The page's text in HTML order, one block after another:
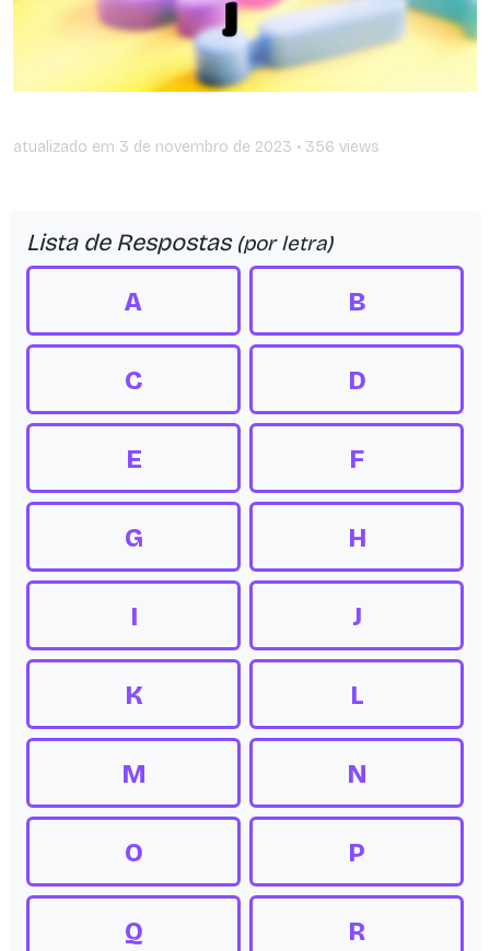
atualizado em 3 de novembro de 2023 • 356 views
Lista de Respostas (por letra)
A B
C D
E F
G H
I J
K L
M N
O P
Q R